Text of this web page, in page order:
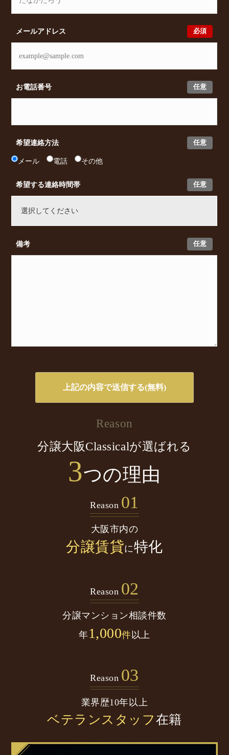
必須
メールアドレス
任意
お電話番号
任意
希望連絡方法
メール 電話 その他
任意
希望する連絡時間帯
任意
備考
Reason
分譲大阪Classicalが選ばれる
3つの理由
Reason 01
大阪市内の
分譲賃貸に特化
Reason 02
分譲マンション相談件数
年1,000件以上
Reason 03
業界歴10年以上
ベテランスタッフ在籍